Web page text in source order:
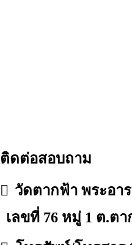
ติดต่อสอบถาม
วัดตากฟ้า พระอา
เลขที่ 76 หมู่ 1 ต.ต